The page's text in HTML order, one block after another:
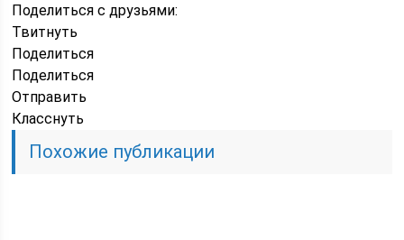
Поделиться с друзьями:
Твитнуть
Поделиться
Поделиться
Отправить
Класснуть
Похожие публикации